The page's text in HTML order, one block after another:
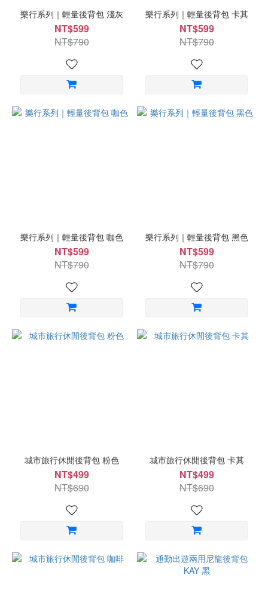
樂行系列｜輕量後背包 淺灰
NT$599
NT$790
樂行系列｜輕量後背包 卡其
NT$599
NT$790
樂行系列｜輕量後背包 咖色
NT$599
NT$790
樂行系列｜輕量後背包 黑色
NT$599
NT$790
城市旅行休閒後背包 粉色
NT$499
NT$690
城市旅行休閒後背包 卡其
NT$499
NT$690